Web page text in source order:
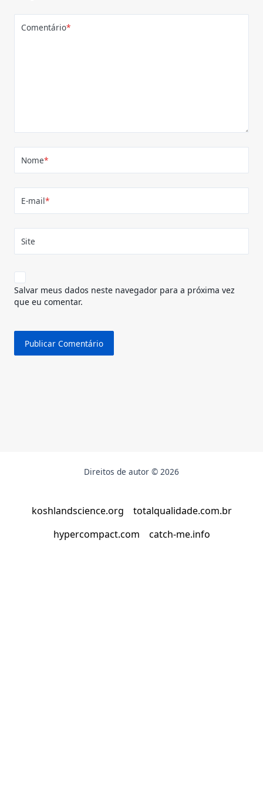
Comentário*
Nome*
E-mail*
Site
Salvar meus dados neste navegador para a próxima vez
que eu comentar.
Direitos de autor © 2026
koshlandscience.org
totalqualidade.com.br
hypercompact.com
catch-me.info